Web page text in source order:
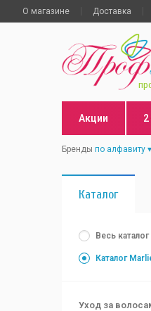
О магазине Доставка
Акции 2
Бренды по алфавиту
Каталог
Весь
Каталог
Уход за